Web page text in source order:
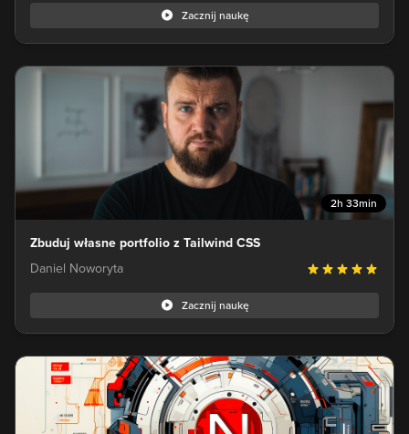
Zacznij naukę
2h 33min
Zbuduj własne portfolio z Tailwind CSS
Daniel Noworyta
Zacznij naukę